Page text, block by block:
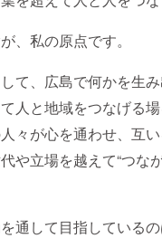
、私の原点です。
て、広島で何かを生
人と地域をつなげる
々が心を通わせ、互
や立場を越えて“つな
通して目指している